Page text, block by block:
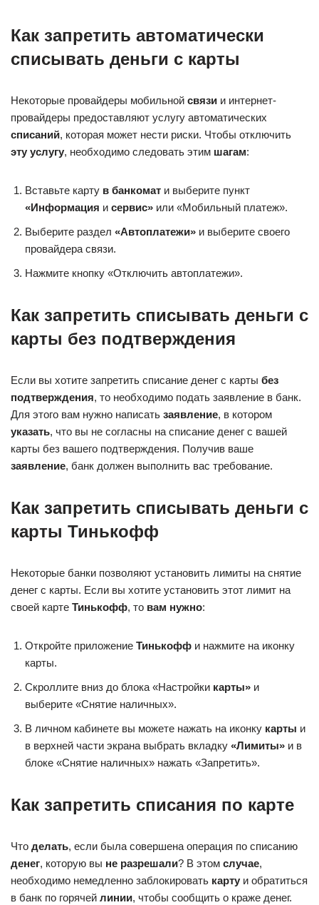
Как запретить автоматически
списывать деньги с карты
Некоторые провайдеры мобильной связи и интернет-
провайдеры предоставляют услугу автоматических
списаний, которая может нести риски. Чтобы отключить
эту услугу, необходимо следовать этим шагам:
Вставьте карту в банкомат и выберите пункт
«Информация и сервис» или «Мобильный платеж».
Выберите раздел «Автоплатежи» и выберите своего
провайдера связи.
Нажмите кнопку «Отключить автоплатежи».
Как запретить списывать деньги с
карты без подтверждения
Если вы хотите запретить списание денег с карты без
подтверждения, то необходимо подать заявление в банк.
Для этого вам нужно написать заявление, в котором
указать, что вы не согласны на списание денег с вашей
карты без вашего подтверждения. Получив ваше
заявление, банк должен выполнить вас требование.
Как запретить списывать деньги с
карты Тинькофф
Некоторые банки позволяют установить лимиты на снятие
денег с карты. Если вы хотите установить этот лимит на
своей карте Тинькофф, то вам нужно:
Откройте приложение Тинькофф и нажмите на иконку
карты.
Скроллите вниз до блока «Настройки карты» и
выберите «Снятие наличных».
В личном кабинете вы можете нажать на иконку карты и
в верхней части экрана выбрать вкладку «Лимиты» и в
блоке «Снятие наличных» нажать «Запретить».
Как запретить списания по карте
Что делать, если была совершена операция по списанию
денег, которую вы не разрешали? В этом случае,
необходимо немедленно заблокировать карту и обратиться
в банк по горячей линии, чтобы сообщить о краже денег.